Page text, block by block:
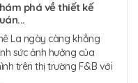
phá về thiết kế
La ngày càng khẳng
sức ảnh hưởng của
trên thị trường F&B với